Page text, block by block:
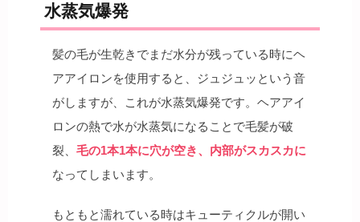
水蒸気爆発
髪の毛が生乾きでまだ水分が残っている時にヘ
アアイロンを使用すると、ジュジュッという音
がしますが、これが水蒸気爆発です。ヘアアイ
ロンの熱で水が水蒸気になることで毛髪が破
裂、 毛の1本1本に穴が空き、内部がスカスカに
なってしまいます。
もともと濡れている時はキューティクルが開い